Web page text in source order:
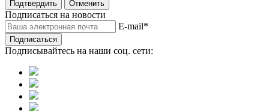
Подтвердить Отменить
Подписаться на новости
E-mail*
Подписаться
Подписывайтесь на наши соц. сети: